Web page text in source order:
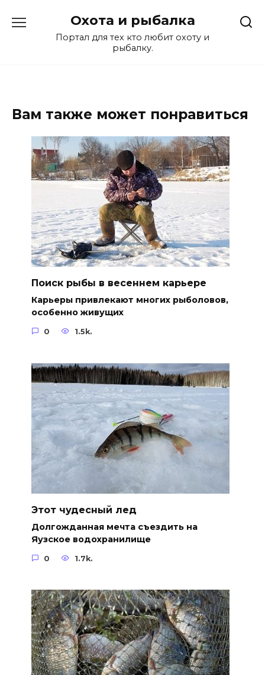
содержанию
Охота и рыбалка
Портал для тех кто любит охоту и
рыбалку.
Вам также может понравиться
Поиск рыбы в весеннем карьере
Карьеры привлекают многих рыболовов,
особенно живущих
0 1.5k.
Этот чудесный лед
Долгожданная мечта съездить на
Яузское водохранилище
0 1.7k.